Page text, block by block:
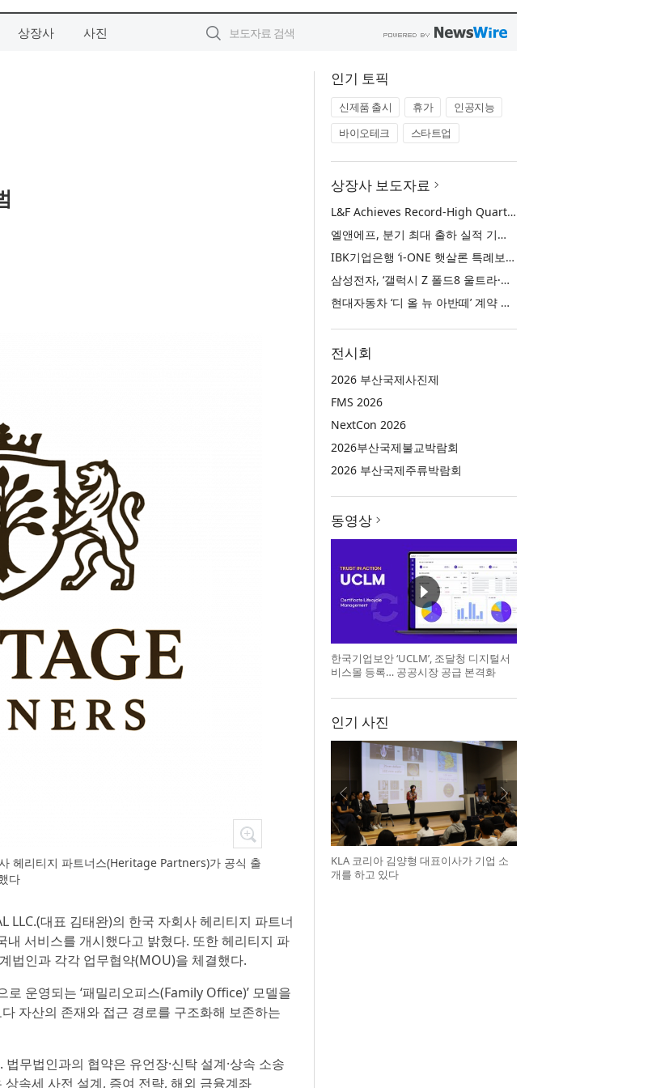
상장사 사진
헤리티지 파트너스(Heritage Partners)가 공식 출
다
LLC.(대표 김태완)의 한국 자회사 헤리티지 파트너
서비스를 개시했다고 밝혔다. 또한 헤리티지 파
법인과 각각 업무협약(MOU)을 체결했다.
운영되는 ‘패밀리오피스(Family Office)’ 모델을
자산의 존재와 접근 경로를 구조화해 보존하는
무법인과의 협약은 유언장·신탁 설계·상속 소송
속세 사전 설계, 증여 전략, 해외 금융계좌
인기 토픽
신제품 출시 휴가
인공지능
바이오테크
스타트업
상장사 보도자료
L&F Achieves Record-High Quarterly Shipments, Begins LFP Supply for North American ESS in Q3 Advancing its Two-Track NCM and LFP Growth Strategy
엘앤에프, 분기 최대 출하 실적 기록… 3분기 북미 ESS향 LFP 공급 착수 NCM+LFP ‘2-Track’ 성장 전략 실현
IBK기업은행 ‘i-ONE 햇살론 특례보증’ 출시
삼성전자, ‘갤럭시 Z 폴드8 울트라·폴드8·플립8’과 ‘갤럭시 워치 울트라2·워치9’ 국내 공식 출시
현대자동차 ‘디 올 뉴 아반떼’ 계약 첫날 1만 대 돌파
전시회
2026 부산국제사진제
FMS 2026
NextCon 2026
2026부산국제불교박람회
2026 부산국제주류박람회
동영상
한국기업보안 ‘UCLM’, 조달청 디지털서
비스몰 등록… 공공시장 공급 본격화
인기 사진
KLA 코리아 김양형 대표이사가 기업 소
개를 하고 있다